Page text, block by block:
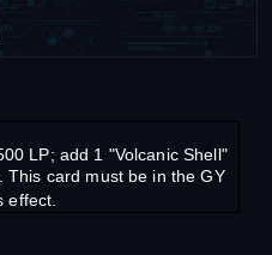
LP; add 1 "Volcanic Shell"
card must be in the GY
effect.